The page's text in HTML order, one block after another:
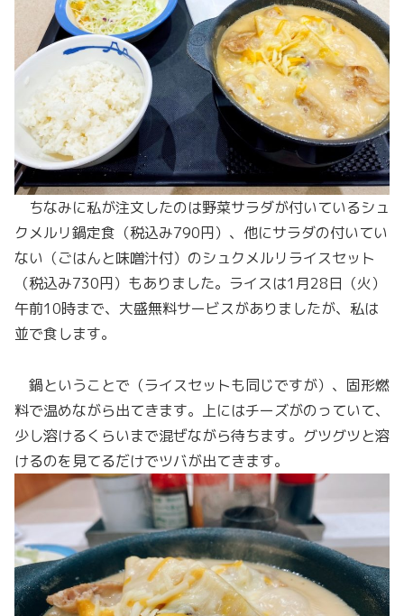
ちなみに私が注文したのは野菜サラダが付いているシュ
クメルリ鍋定食（税込み790円）、他にサラダの付いてい
ない（ごはんと味噌汁付）のシュクメルリライスセット
（税込み730円）もありました。ライスは1月28日（火）
午前10時まで、大盛無料サービスがありましたが、私は
並で食します。
鍋ということで（ライスセットも同じですが）、固形燃
料で温めながら出てきます。上にはチーズがのっていて、
少し溶けるくらいまで混ぜながら待ちます。グツグツと溶
けるのを見てるだけでツバが出てきます。